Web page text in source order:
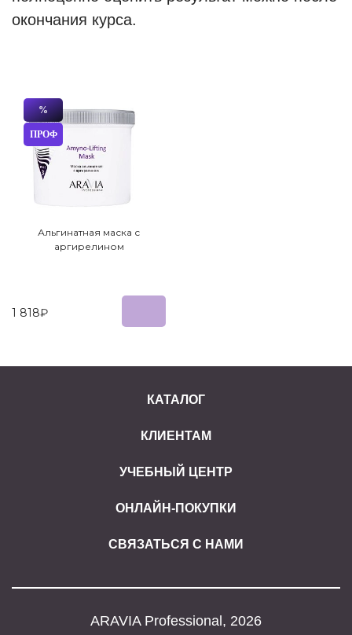
окончания курса.
%
ПРОФ
Альгинатная маска с
аргирелином
1 818₽
КАТАЛОГ
КЛИЕНТАМ
УЧЕБНЫЙ ЦЕНТР
ОНЛАЙН-ПОКУПКИ
СВЯЗАТЬСЯ С НАМИ
ARAVIA Professional, 2026